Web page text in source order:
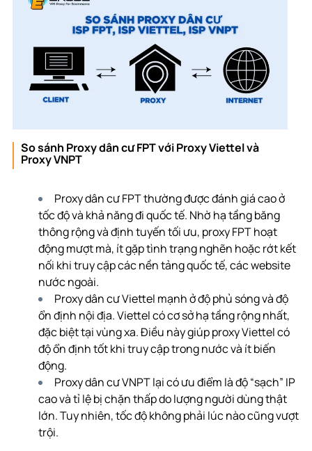
So sánh Proxy dân cư FPT với Proxy Viettel và
Proxy VNPT
Proxy dân cư FPT thường được đánh giá cao ở
tốc độ và khả năng đi quốc tế. Nhờ hạ tầng băng
thông rộng và định tuyến tối ưu, proxy FPT hoạt
động mượt mà, ít gặp tình trạng nghẽn hoặc rớt kết
nối khi truy cập các nền tảng quốc tế, các website
nước ngoài.
Proxy dân cư Viettel mạnh ở độ phủ sóng và độ
ổn định nội địa. Viettel có cơ sở hạ tầng rộng nhất,
đặc biệt tại vùng xa. Điều này giúp proxy Viettel có
độ ổn định tốt khi truy cập trong nước và ít biến
động.
Proxy dân cư VNPT lại có ưu điểm là độ “sạch” IP
cao và tỉ lệ bị chặn thấp do lượng người dùng thật
lớn. Tuy nhiên, tốc độ không phải lúc nào cũng vượt
trội.